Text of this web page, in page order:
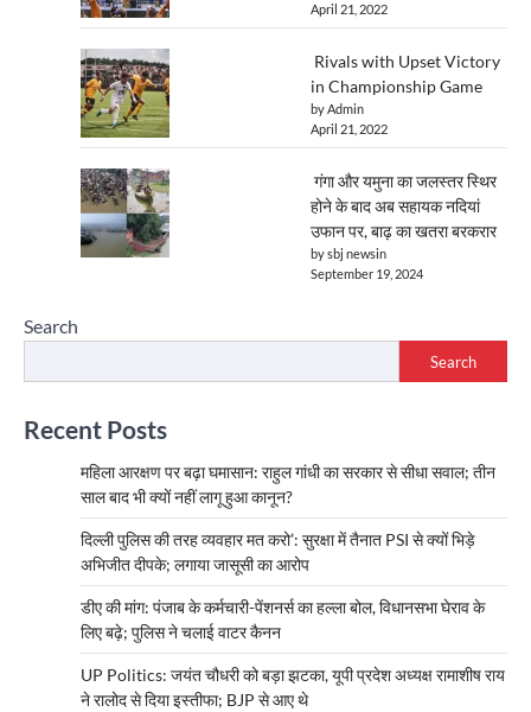
April 21, 2022
Rivals with Upset Victory
in Championship Game
by Admin
April 21, 2022
गंगा और यमुना का जलस्तर स्थिर
होने के बाद अब सहायक नदियां
उफान पर, बाढ़ का खतरा बरकरार
by sbj newsin
September 19, 2024
Search
Search
Recent Posts
महिला आरक्षण पर बढ़ा घमासान: राहुल गांधी का सरकार से सीधा सवाल; तीन
साल बाद भी क्यों नहीं लागू हुआ कानून?
दिल्ली पुलिस की तरह व्यवहार मत करो’: सुरक्षा में तैनात PSI से क्यों भिड़े
अभिजीत दीपके; लगाया जासूसी का आरोप
डीए की मांग: पंजाब के कर्मचारी-पेंशनर्स का हल्ला बोल, विधानसभा घेराव के
लिए बढ़े; पुलिस ने चलाई वाटर कैनन
UP Politics: जयंत चौधरी को बड़ा झटका, यूपी प्रदेश अध्यक्ष रामाशीष राय
ने रालोद से दिया इस्तीफा; BJP से आए थे